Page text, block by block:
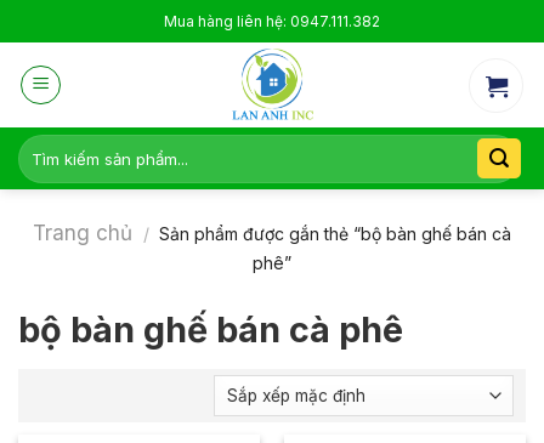
to
content
Mua hàng liên hệ: 0947.111.382
Tìm
kiếm:
Trang chủ / Sản phẩm được gắn thẻ “bộ bàn ghế bán cà
phê”
bộ bàn ghế bán cà phê